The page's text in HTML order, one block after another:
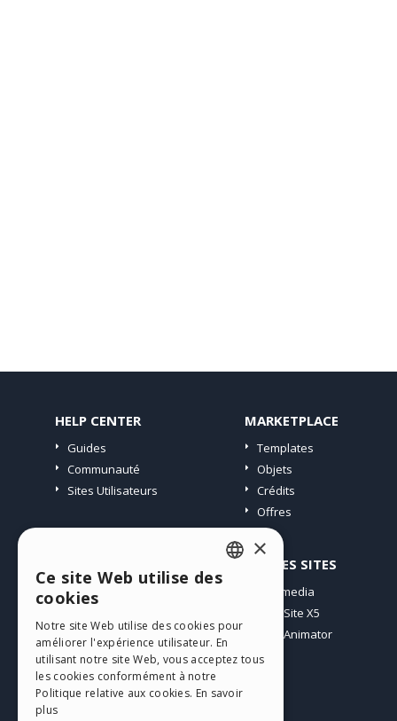
HELP CENTER
Guides
Communauté
Sites Utilisateurs
MARKETPLACE
Templates
Objets
Crédits
Offres
Mes Messages
Télécharger
Espace Web
Mes Crédits
AUTRES SITES
Incomedia
WebSite X5
WebAnimator
ENGLISH
GERMAN
SPANISH
×
Ce site Web utilise des
cookies
Notre site Web utilise des cookies pour
améliorer l'expérience utilisateur. En
utilisant notre site Web, vous acceptez tous
les cookies conformément à notre
Politique relative aux cookies. En savoir
plus